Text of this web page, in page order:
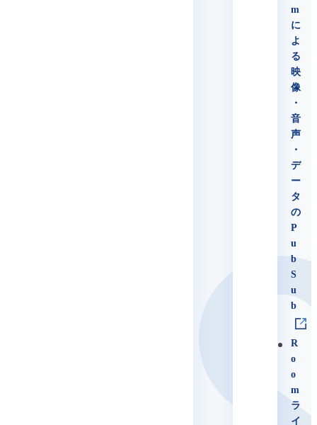
m
に
よ
る
映
像
・
音
声
・
デ
ー
タ
の
P
u
b
S
u
b
R
o
o
m
ラ
イ